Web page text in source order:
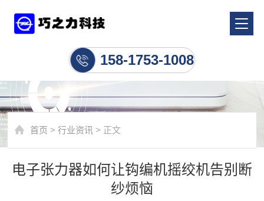
158-1753-1008
首页 >行业资讯 > 正文
电子张力器如何让钩编机摇绞机告别断
纱烦恼